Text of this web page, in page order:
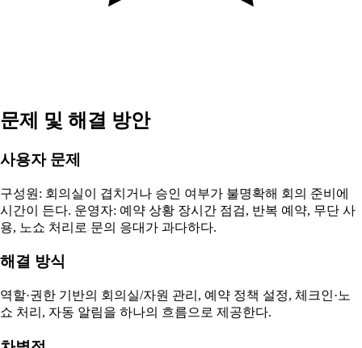
문제 및 해결 방안
사용자 문제
구성원: 회의실이 겹치거나 승인 여부가 불명확해 회의 준비에
시간이 든다. 운영자: 예약 상황 장시간 점검, 반복 예약, 무단 사
용, 노쇼 처리로 문의 응대가 과다하다.
해결 방식
역할·권한 기반의 회의실/자원 관리, 예약 정책 설정, 체크인·노
쇼 처리, 자동 알림을 하나의 흐름으로 제공한다.